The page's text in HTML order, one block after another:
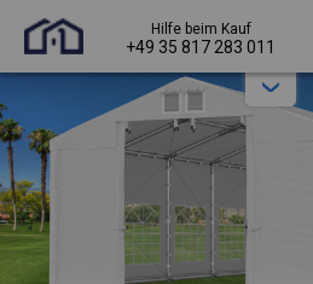
Hilfe beim Kauf
+49 35 817 283 011